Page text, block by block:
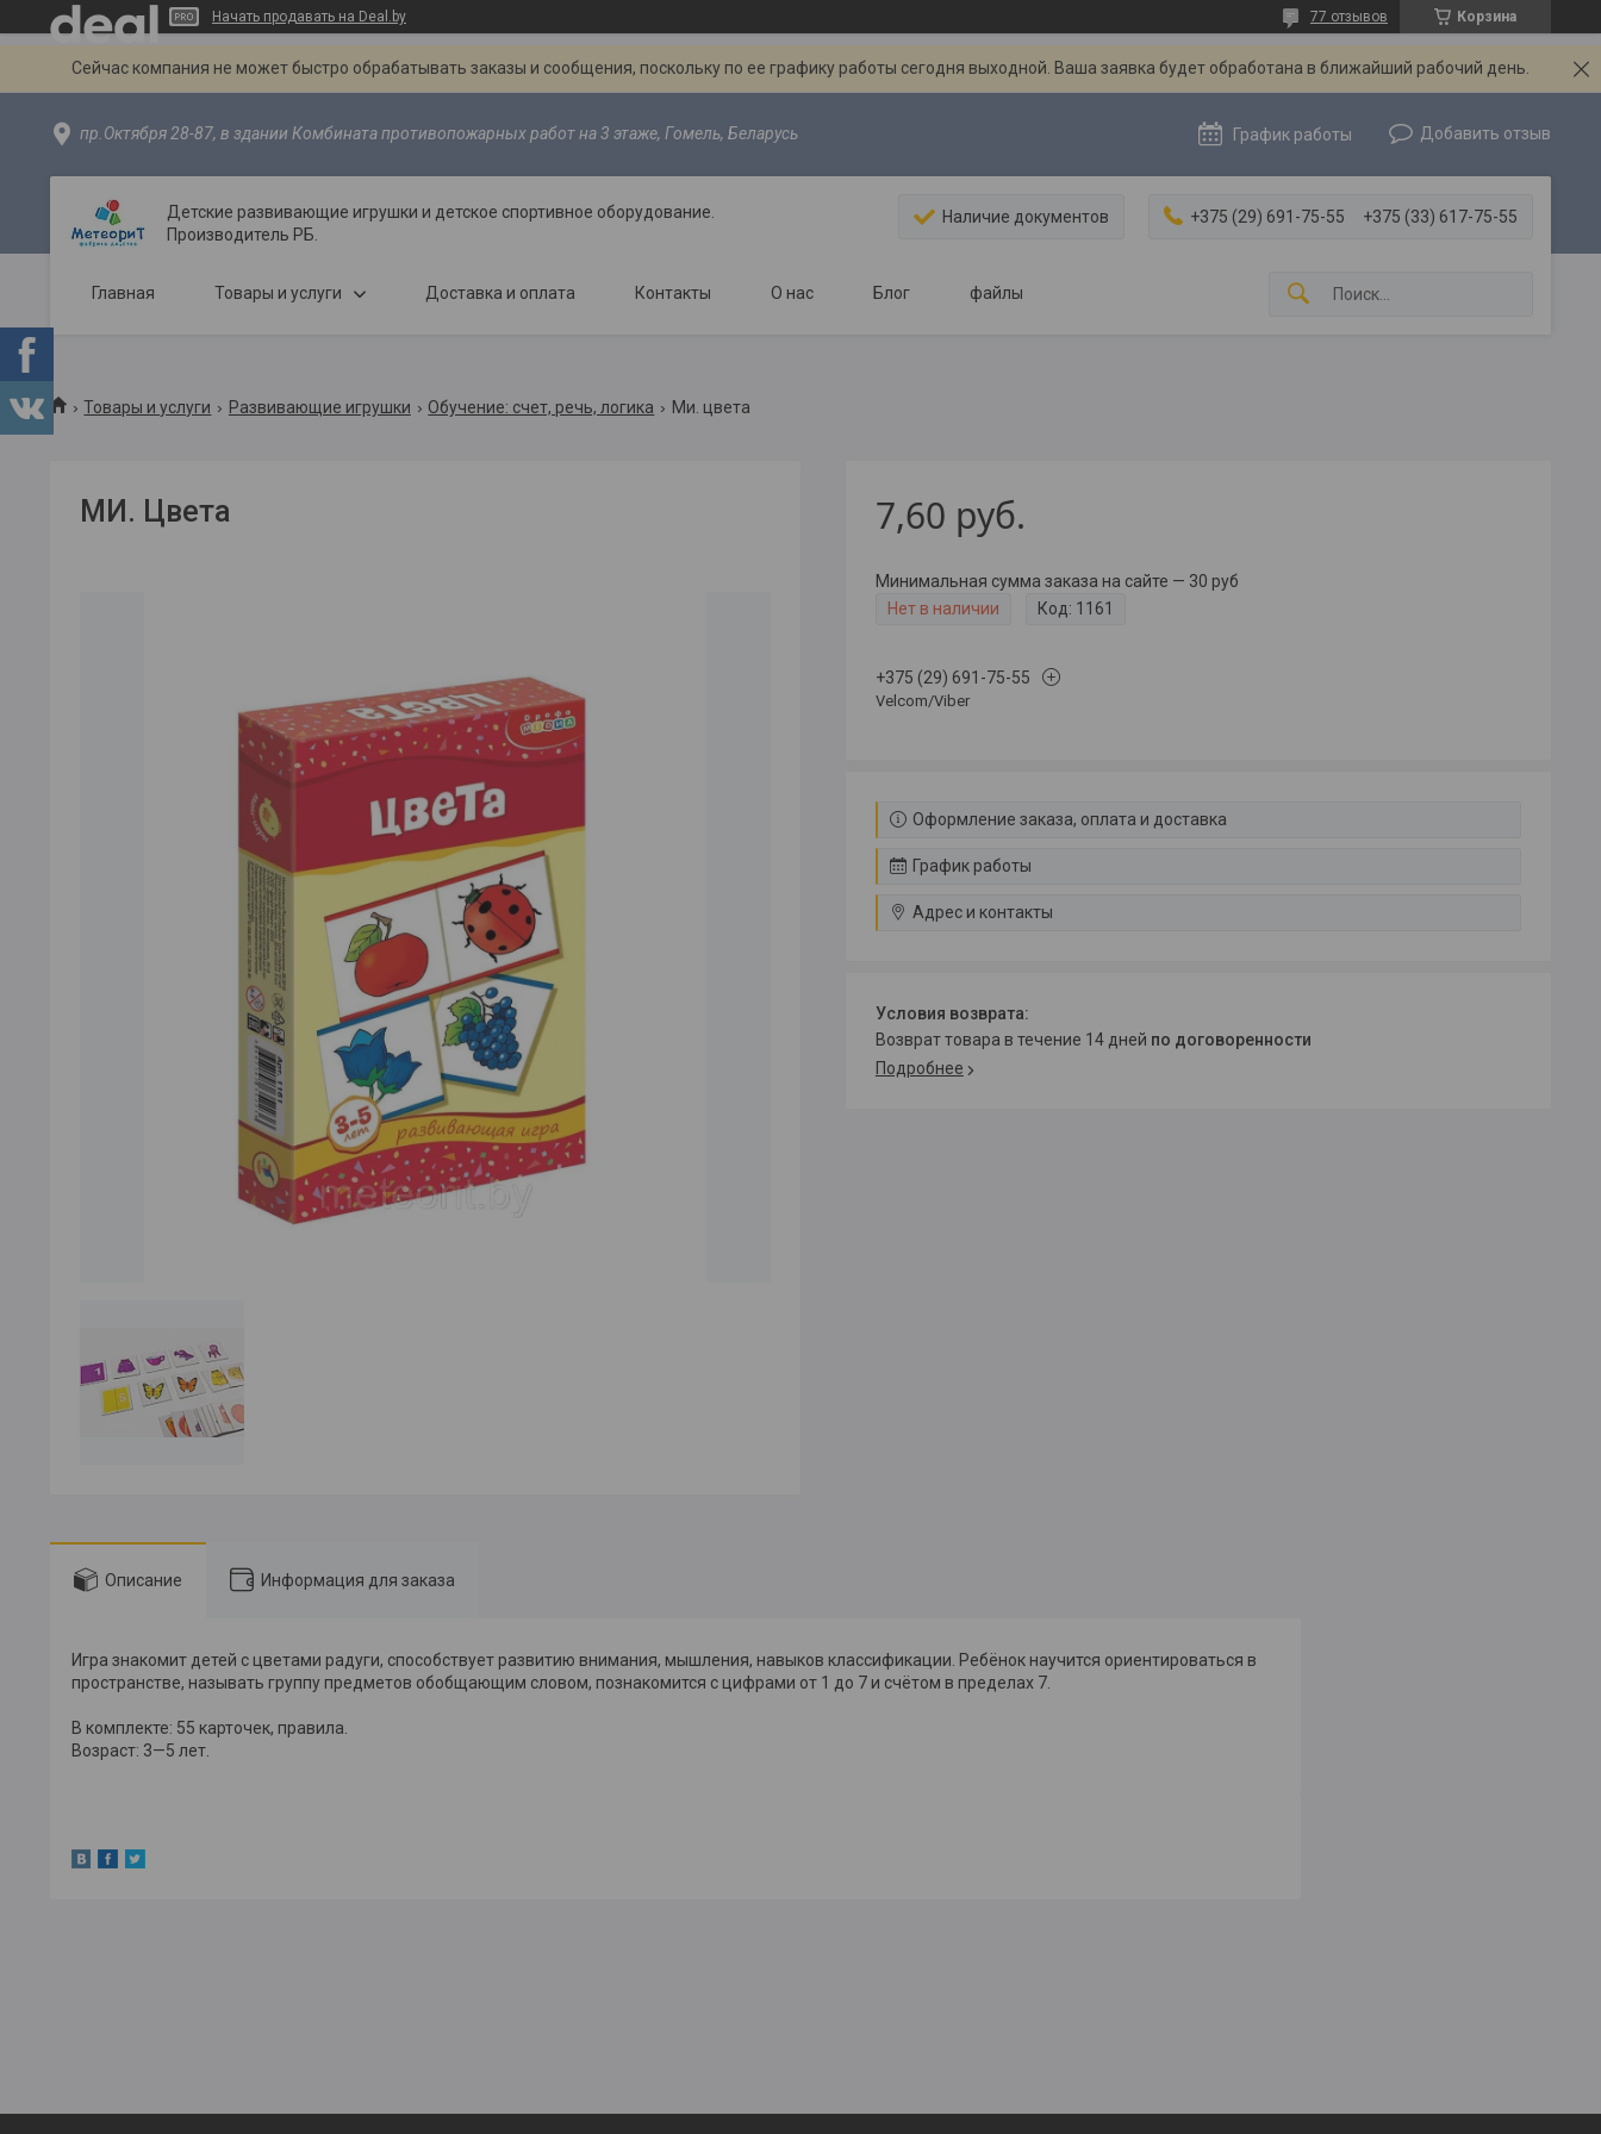
Начать продавать на Deal.by Корзина
77 отзывов
Сейчас компания не может быстро обрабатывать заказы и сообщения, поскольку по ее графику работы сегодня выходной. Ваша заявка будет обработана в ближайший рабочий день.
пр.Октября 28-87, в здании Комбината противопожарных работ на 3 этаже, Гомель, Беларусь График работы Добавить отзыв
Детские развивающие игрушки и детское спортивное оборудование.
Производитель РБ.
Наличие документов +375 (29) 691-75-55 +375 (33) 617-75-55
Главная Товары и услуги Доставка и оплата Контакты О нас Блог файлы
Товары и услуги Развивающие игрушки Обучение: счет, речь, логика Ми. цвета
МИ. Цвета 7,60 руб.
Минимальная сумма заказа на сайте — 30 руб
Нет в наличии
Код: 1161
+375 (29) 691-75-55
Velcom/Viber
Оформление заказа, оплата и доставка
График работы
Адрес и контакты
возврат товара в течение 14 дней по договоренности
Подробнее
Описание Информация для заказа
Игра знакомит детей с цветами радуги, способствует развитию внимания, мышления, навыков классификации. Ребёнок научится ориентироваться в
пространстве, называть группу предметов обобщающим словом, познакомится с цифрами от 1 до 7 и счётом в пределах 7.
В комплекте: 55 карточек, правила.
Возраст: 3—5 лет.